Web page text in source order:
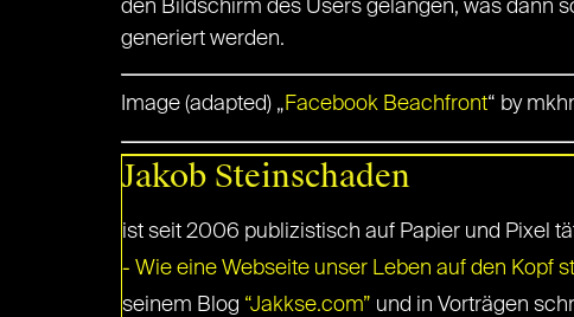
den Bildschirm des Users gelangen, was dann
generiert werden.
Image (adapted) „Facebook Beachfront“ by
Jakob Steinschaden
ist seit 2006 publizistisch auf Papier und Pixel
- Wie eine Webseite unser Leben auf den Kopf
seinem Blog “Jakkse.com” und in Vorträgen